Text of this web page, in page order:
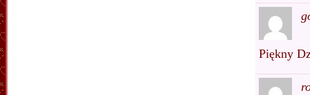
Piękny